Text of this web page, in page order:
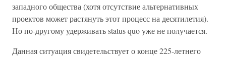
западного общества (хотя отсутствие альтернативных
проектов может растянуть этот процесс на десятилетия).
Но по-другому удерживать status quo уже не получается.
Данная ситуация свидетельствует о конце 225-летнего